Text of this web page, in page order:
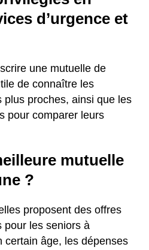
d’urgence et
une mutuelle de
de connaître les
plus proches, ainsi que les
pour comparer leurs
mutuelle
?
proposent des offres
pour les seniors à
certain âge, les dépenses